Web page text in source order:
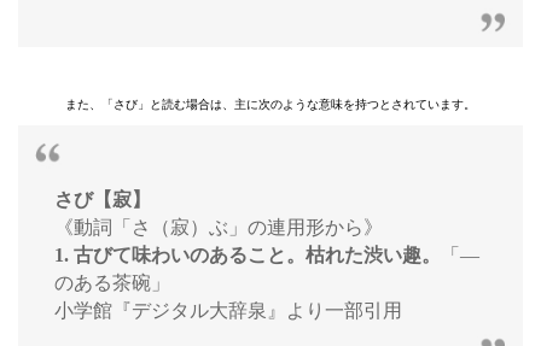
また、「さび」と読む場合は、主に次のような意味を持つとされています。
さび【寂】
《動詞「さ（寂）ぶ」の連用形から》
1. 古びて味わいのあること。枯れた渋い趣。
「—
のある茶碗」
小学館『デジタル大辞泉』より一部引用